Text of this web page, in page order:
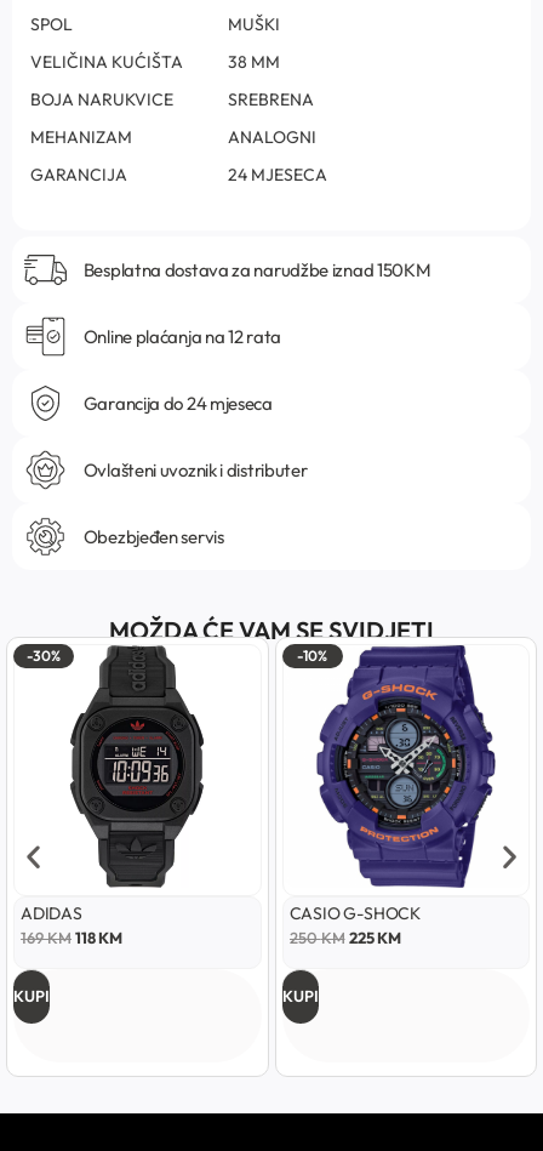
SPOL
MUŠKI
VELIČINA KUĆIŠTA
38 MM
BOJA NARUKVICE
SREBRENA
MEHANIZAM
ANALOGNI
GARANCIJA
24 MJESECA
Besplatna dostava za narudžbe iznad 150KM
Online plaćanja na 12 rata
Garancija do 24 mjeseca
Ovlašteni uvoznik i distributer
Obezbjeđen servis
MOŽDA ĆE VAM SE SVIDJETI
-30%
ADIDAS
169KM118KM
KUPI
-10%
CASIO G-SHOCK
250KM 225KM
KUPI